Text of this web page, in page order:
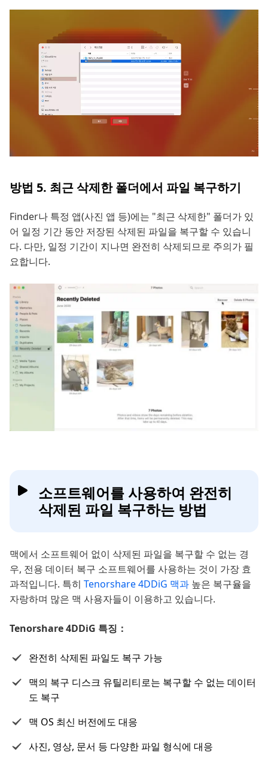
방법 5. 최근 삭제한 폴더에서 파일 복구하기
Finder나 특정 앱(사진 앱 등)에는 "최근 삭제한" 폴더가 있
어 일정 기간 동안 저장된 삭제된 파일을 복구할 수 있습니
다. 다만, 일정 기간이 지나면 완전히 삭제되므로 주의가 필
요합니다.
소프트웨어를 사용하여 완전히
삭제된 파일 복구하는 방법
맥에서 소프트웨어 없이 삭제된 파일을 복구할 수 없는 경
우, 전용 데이터 복구 소프트웨어를 사용하는 것이 가장 효
과적입니다. 특히 Tenorshare 4DDiG 맥과 높은 복구율을
자랑하며 많은 맥 사용자들이 이용하고 있습니다.
Tenorshare 4DDiG 특징：
완전히 삭제된 파일도 복구 가능
맥의 복구 디스크 유틸리티로는 복구할 수 없는 데이터
도 복구
맥 OS 최신 버전에도 대응
사진, 영상, 문서 등 다양한 파일 형식에 대응